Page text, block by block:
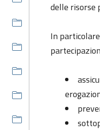
delle risorse
In